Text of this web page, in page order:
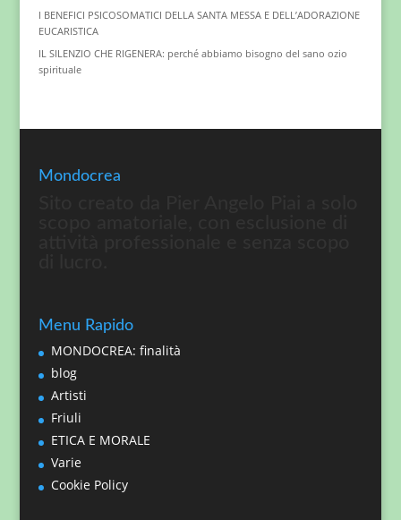
I BENEFICI PSICOSOMATICI DELLA SANTA MESSA E DELL’ADORAZIONE
EUCARISTICA
IL SILENZIO CHE RIGENERA: perché abbiamo bisogno del sano ozio
spirituale
Mondocrea
Menu Rapido
MONDOCREA: finalità
blog
Artisti
Friuli
ETICA E MORALE
Varie
Cookie Policy